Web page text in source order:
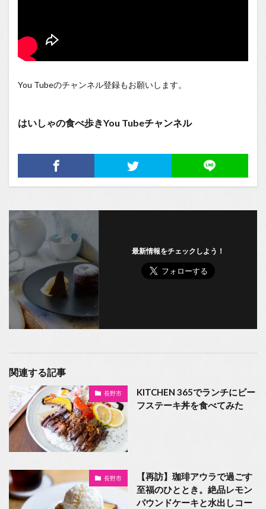
You Tubeのチャンネル登録もお願いします。
はいしゃの食べ歩きYou Tubeチャンネル
最新情報をチェックしよう！
関連する記事
長野市
KITCHEN 365でランチにビー
フステーキ丼を食べてみた
長野市
【再訪】珈琲アウラで過ごす
至福のひととき。絶品レモン
パウンドケーキと水出しコー